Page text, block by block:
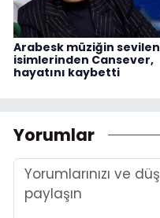
Arabesk müziğin sevilen
isimlerinden Cansever,
hayatını kaybetti
Yorumlar